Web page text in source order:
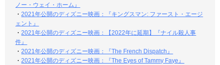
ノー・ウェイ・ホーム』
・2021年公開のディズニー映画：『キングスマン: ファースト・エージ
ェント』
・2021年公開のディズニー映画：【2022年に延期】『ナイル殺人事
件』
・2021年公開のディズニー映画：『The French Dispatch』
・2021年公開のディズニー映画：『The Eyes of Tammy Faye』